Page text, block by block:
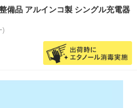
備品 アルインコ製 シングル充電器
)